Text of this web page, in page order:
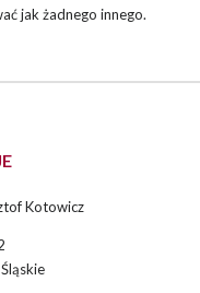
jak żadnego innego.
Kotowicz